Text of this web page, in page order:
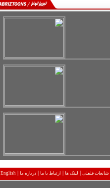
شایعات فلفلی | لینک ها | ارتباط با ما |درباره ما |
English